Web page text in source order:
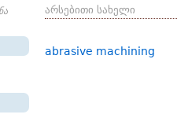
არსებითი სახელი
abrasive machining